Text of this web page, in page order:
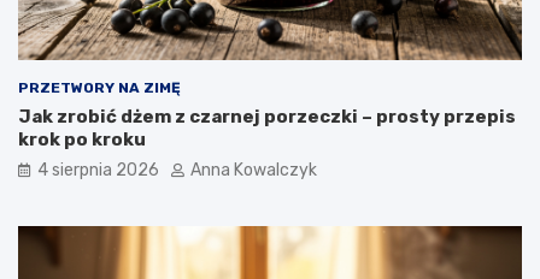
PRZETWORY NA ZIMĘ
Jak zrobić dżem z czarnej porzeczki – prosty przepis
krok po kroku
4 sierpnia 2026 Anna Kowalczyk